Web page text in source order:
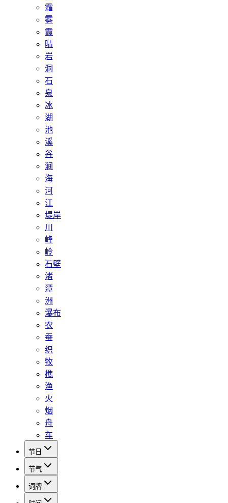
霜
雾
霞
晴
岩
洞
石
泉
冰
湖
池
溪
谷
涧
海
河
江
堤岸
川
峰
岭
石壁
渚
潭
洲
瀑布
农
蚕
织
牧
樵
渔
火
烟
舟
车
节日
节气
词牌